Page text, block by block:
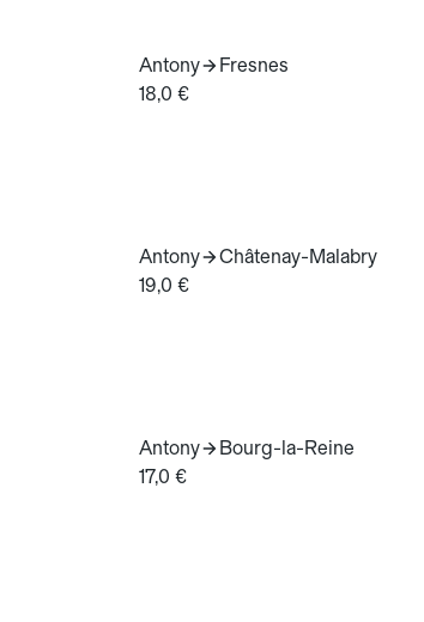
Antony
Fresnes
18,0 €
Antony
Châtenay-Malabry
19,0 €
Antony
Bourg-la-Reine
17,0 €